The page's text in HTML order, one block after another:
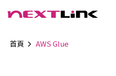
首頁 AWS Glue